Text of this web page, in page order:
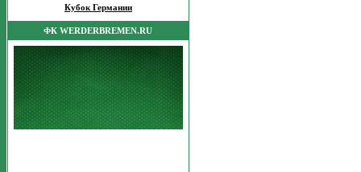
Кубок Германии
ФК WERDERBREMEN.RU